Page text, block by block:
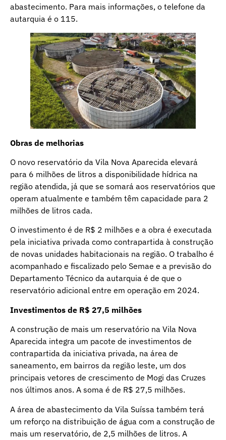
abastecimento. Para mais informações, o telefone da
autarquia é o 115.
Obras de melhorias
O novo reservatório da Vila Nova Aparecida elevará
para 6 milhões de litros a disponibilidade hídrica na
região atendida, já que se somará aos reservatórios que
operam atualmente e também têm capacidade para 2
milhões de litros cada.
O investimento é de R$ 2 milhões e a obra é executada
pela iniciativa privada como contrapartida à construção
de novas unidades habitacionais na região. O trabalho é
acompanhado e fiscalizado pelo Semae e a previsão do
Departamento Técnico da autarquia é de que o
reservatório adicional entre em operação em 2024.
Investimentos de R$ 27,5 milhões
A construção de mais um reservatório na Vila Nova
Aparecida integra um pacote de investimentos de
contrapartida da iniciativa privada, na área de
saneamento, em bairros da região leste, um dos
principais vetores de crescimento de Mogi das Cruzes
nos últimos anos. A soma é de R$ 27,5 milhões.
A área de abastecimento da Vila Suíssa também terá
um reforço na distribuição de água com a construção de
mais um reservatório, de 2,5 milhões de litros. A